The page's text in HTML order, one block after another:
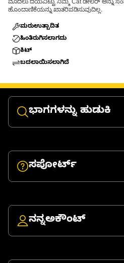
ಮೊದಲು ದಯವಿಟ್ಟು ನಿಮ್ಮ Cat ಡೀಲರ್ ಅನ್ನು
ಹೊಂದಾಣಿಕೆಯನ್ನು ಖಾತರಿಪಡಿಸುವುದಿಲ್ಲ.
ಮರುಉತ್ಪಾದಿತ
ಹಿಂತಿರುಗಿಸಲಾಗದು
ಕಿಟ್
ಬದಲಾಯಿಸಲಾಗಿದೆ
ಭಾಗಗಳನ್ನು ಹುಡುಕಿ
ಸಪೋರ್ಟ್
ನನ್ನಅಕೌಂಟ್